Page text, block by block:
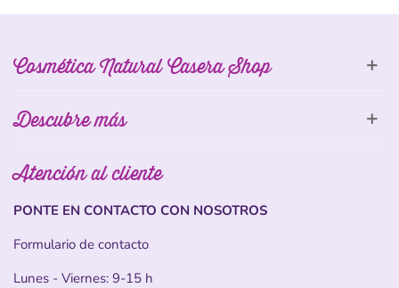
Cosmética Natural Casera Shop
Descubre más
Atención al cliente
PONTE EN CONTACTO CON NOSOTROS
Formulario de contacto
Lunes - Viernes: 9-15 h